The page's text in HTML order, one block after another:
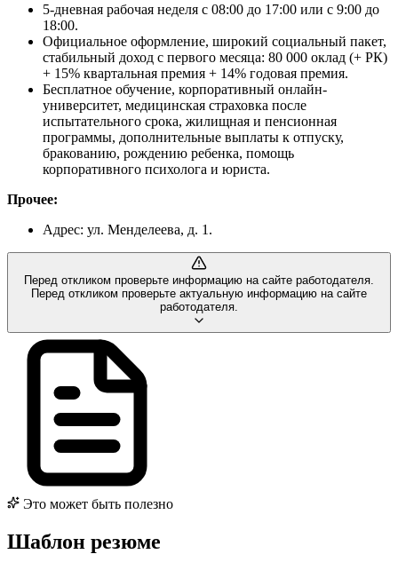
5-дневная рабочая неделя с 08:00 до 17:00 или с 9:00 до
18:00.
Официальное оформление, широкий социальный пакет,
стабильный доход с первого месяца: 80 000 оклад (+ РК)
+ 15% квартальная премия + 14% годовая премия.
Бесплатное обучение, корпоративный онлайн-
университет, медицинская страховка после
испытательного срока, жилищная и пенсионная
программы, дополнительные выплаты к отпуску,
бракованию, рождению ребенка, помощь
корпоративного психолога и юриста.
Прочее:
Адрес: ул. Менделеева, д. 1.
Перед откликом проверьте информацию на сайте работодателя.
Перед откликом проверьте актуальную информацию на сайте
работодателя.
Это может быть полезно
Шаблон резюме